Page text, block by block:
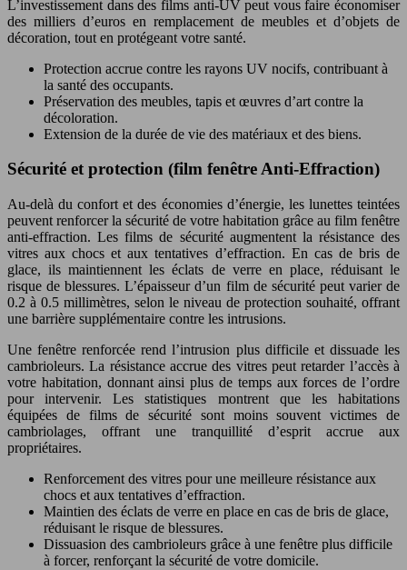
L’investissement dans des films anti-UV peut vous faire économiser
des milliers d’euros en remplacement de meubles et d’objets de
décoration, tout en protégeant votre santé.
Protection accrue contre les rayons UV nocifs, contribuant à
la santé des occupants.
Préservation des meubles, tapis et œuvres d’art contre la
décoloration.
Extension de la durée de vie des matériaux et des biens.
Sécurité et protection (film fenêtre Anti-Effraction)
Au-delà du confort et des économies d’énergie, les lunettes teintées
peuvent renforcer la sécurité de votre habitation grâce au film fenêtre
anti-effraction. Les films de sécurité augmentent la résistance des
vitres aux chocs et aux tentatives d’effraction. En cas de bris de
glace, ils maintiennent les éclats de verre en place, réduisant le
risque de blessures. L’épaisseur d’un film de sécurité peut varier de
0.2 à 0.5 millimètres, selon le niveau de protection souhaité, offrant
une barrière supplémentaire contre les intrusions.
Une fenêtre renforcée rend l’intrusion plus difficile et dissuade les
cambrioleurs. La résistance accrue des vitres peut retarder l’accès à
votre habitation, donnant ainsi plus de temps aux forces de l’ordre
pour intervenir. Les statistiques montrent que les habitations
équipées de films de sécurité sont moins souvent victimes de
cambriolages, offrant une tranquillité d’esprit accrue aux
propriétaires.
Renforcement des vitres pour une meilleure résistance aux
chocs et aux tentatives d’effraction.
Maintien des éclats de verre en place en cas de bris de glace,
réduisant le risque de blessures.
Dissuasion des cambrioleurs grâce à une fenêtre plus difficile
à forcer, renforçant la sécurité de votre domicile.